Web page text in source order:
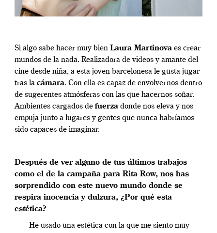
Si algo sabe hacer muy bien Laura Martinova es crear
mundos de la nada. Realizadora de videos y amante del
cine desde niña, a esta joven barcelonesa le gusta jugar
tras la cámara. Con ella es capaz de envolvernos dentro
de sugerentes atmósferas con las que hacernos soñar.
Ambientes cargados defuerza donde nos eleva y nos
empuja junto a lugares y gentes que nunca habríamos
sido capaces de imaginar.
Después de ver alguno de tus últimos trabajos
como el de la campaña para Rita Row, nos has
sorprendido con este nuevo mundo donde se
respira inocencia y dulzura, ¿Por qué esta
estética?
He usado una estética con la que me siento muy